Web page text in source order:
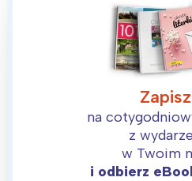
na
z
w Twoim
i odbierz